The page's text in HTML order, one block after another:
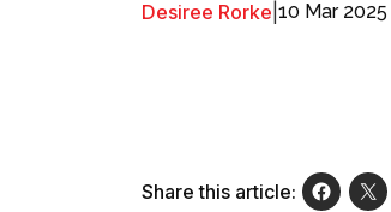
Desiree Rorke 10 Mar 2025
Share this article: